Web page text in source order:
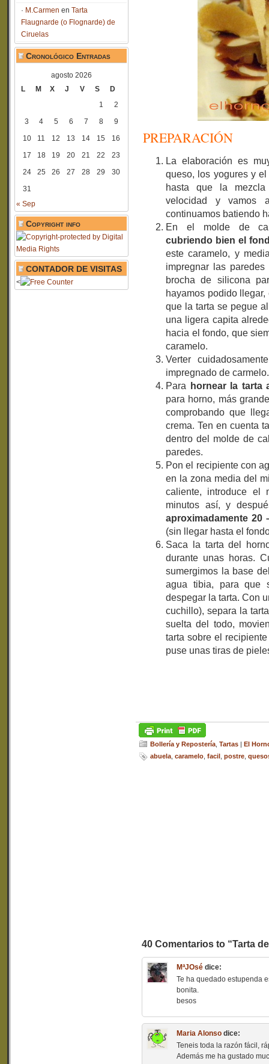
M.Carmen en Tarta
Flaugnarde (o Flognarde) de
Ciruelas
Cronológico Entradas
agosto 2026
L
M X J V S
D
1
2
3
4 5 6 7 8
9
10
11 12 13 14 15
16
17
18 19 20 21 22
23
24
25 26 27 28 29
30
31
« Sep
Copyright info
CONTADOR DE VISITAS
<
PREPARACIÓN
La elaboración es
queso, los yogures y
hasta que la
velocidad y vamos
continuamos batiendo
En el molde de
cubriendo bien el
este caramelo, y
impregnar las
brocha de silicona
hayamos podido
que la tarta se pegue
una ligera capita
hacia el fondo, que
caramelo.
Verter
impregnado de carmelo.
Para
hornear la tarta
para horno, más
comprobando que
crema. Ten en cuenta
dentro del molde de
paredes.
Pon el recipiente con
en la zona media del
caliente, introduce el
minutos así, y
aproximadamente 20
(sin llegar hasta el
Saca la tarta del
durante unas horas.
sumergimos la base
agua tibia, para que
despegar la tarta. Con
cuchillo), separa la
suelta del todo,
tarta sobre el
puse unas tiras de
Bollería y Repostería Tartas | El
abuela caramelo facil postre
40 Comentarios to “Tarta
MªJOsé dice:
Te ha quedado estupenda
bonita.
besos
Maria Alonso dice:
Teneis toda la razón fácil,
Además me ha gustado